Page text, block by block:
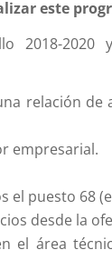
este
2018-2020
relación
empresarial.
el puesto 68
desde la
el área